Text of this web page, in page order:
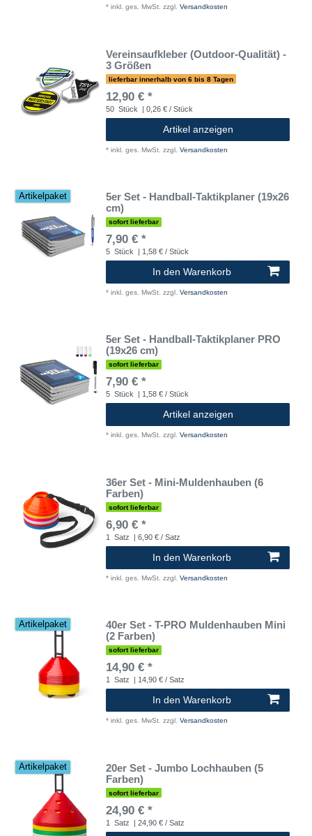
* inkl. ges. MwSt. zzgl. Versandkosten
Vereinsaufkleber (Outdoor-Qualität) -
3 Größen
lieferbar innerhalb von 6 bis 8 Tagen
12,90 € *
50 Stück | 0,26 € / Stück
Artikel anzeigen
* inkl. ges. MwSt. zzgl. Versandkosten
Artikelpaket
5er Set - Handball-Taktikplaner (19x26
cm)
sofort lieferbar
7,90 € *
5 Stück | 1,58 € / Stück
In den Warenkorb
* inkl. ges. MwSt. zzgl. Versandkosten
5er Set - Handball-Taktikplaner PRO
(19x26 cm)
sofort lieferbar
7,90 € *
5 Stück | 1,58 € / Stück
Artikel anzeigen
* inkl. ges. MwSt. zzgl. Versandkosten
36er Set - Mini-Muldenhauben (6
Farben)
sofort lieferbar
6,90 € *
1 Satz | 6,90 € / Satz
In den Warenkorb
* inkl. ges. MwSt. zzgl. Versandkosten
Artikelpaket
40er Set - T-PRO Muldenhauben Mini
(2 Farben)
sofort lieferbar
14,90 € *
1 Satz | 14,90 € / Satz
In den Warenkorb
* inkl. ges. MwSt. zzgl. Versandkosten
Artikelpaket
20er Set - Jumbo Lochhauben (5
Farben)
sofort lieferbar
24,90 € *
1 Satz | 24,90 € / Satz